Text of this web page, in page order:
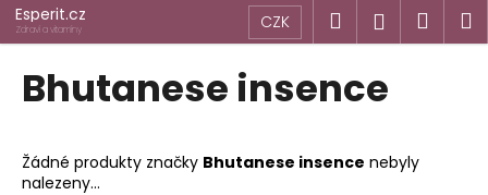
Přejít
na
obsah
Esperit.cz
Zdraví a vitamíny CZK Hledat
Bhutanese insence
Žádné produkty značky Bhutanese insence nebyly
nalezeny...
K
o
o
p